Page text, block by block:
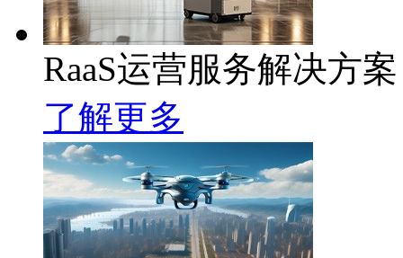
RaaS运营服务解决方案
了解更多